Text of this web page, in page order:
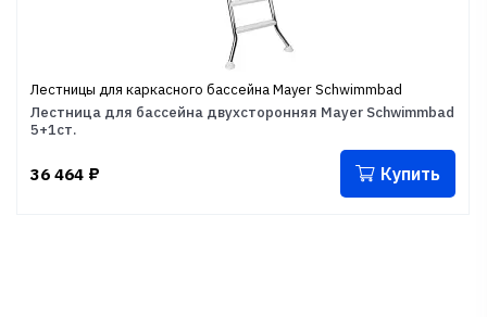
Лестницы для каркасного бассейна Mayer Schwimmbad
Лестница для бассейна двухсторонняя Mayer Schwimmbad
5+1ст.
36 464 ₽ Купить